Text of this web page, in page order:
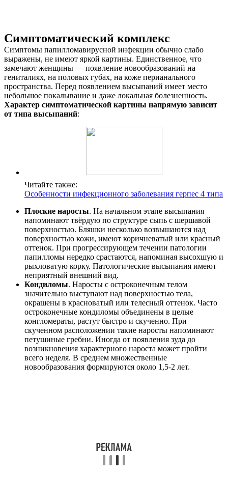
Симптоматический комплекс
Симптомы папилломавирусной инфекции обычно слабо
выражены, не имеют яркой картины. Единственное, что
замечают женщины — появление новообразований на
гениталиях, на половых губах, на коже перианального
пространства. Перед появлением высыпаний имеет место
небольшое покалывание и даже локальная болезненность.
Характер симптоматической картины напрямую зависит
от типа высыпаний:
Читайте также:
Особенности инфекционного заболевания герпес 4 типа
Плоские наросты. На начальном этапе высыпания
напоминают твёрдую по структуре сыпь с шершавой
поверхностью. Бляшки несколько возвышаются над
поверхностью кожи, имеют коричневатый или красный
оттенок. При прогрессирующем течении патологии
папилломы нередко срастаются, напоминая высохшую и
рыхловатую корку. Патологические высыпания имеют
неприятный внешний вид.
Кондиломы. Наросты с остроконечным телом
значительно выступают над поверхностью тела,
окрашены в красноватый или телесный оттенок. Часто
остроконечные кондиломы объединены в целые
конгломераты, растут быстро и скученно. При
скученном расположении такие наросты напоминают
петушиные гребни. Иногда от появления зуда до
возникновения характерного нароста может пройти
всего неделя. В среднем множественные
новообразования формируются около 1,5-2 лет.